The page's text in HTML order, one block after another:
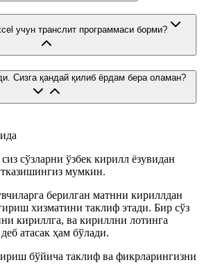
учун транслит программаси борми?
Сизга қандай қилиб ёрдам бера оламан?
сўзларни ўзбек кирилл ёзувидан
мумкин.
берилган матнни кириллдан
хизматини таклиф этади. Бир сўз
кириллга, ва кириллни лотинга
атасак ҳам бўлади.
бўйича таклиф ва фикрларингизни